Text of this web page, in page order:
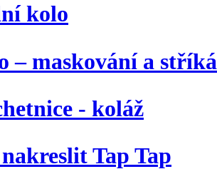
kolo
– maskování a
- koláž
Tap Tap